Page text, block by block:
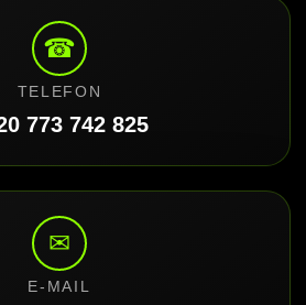
☎
TELEFON
773 742 825
✉
E-MAIL